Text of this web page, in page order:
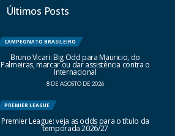
Últimos Posts
CAMPEONATO BRASILEIRO
Bruno Vicari: Big Odd para Mauricio, do
Palmeiras, marcar ou dar assistência contra o
Internacional
8 DE AGOSTO DE 2026
PREMIER LEAGUE
Premier League: veja as odds para o título da
temporada 2026/27